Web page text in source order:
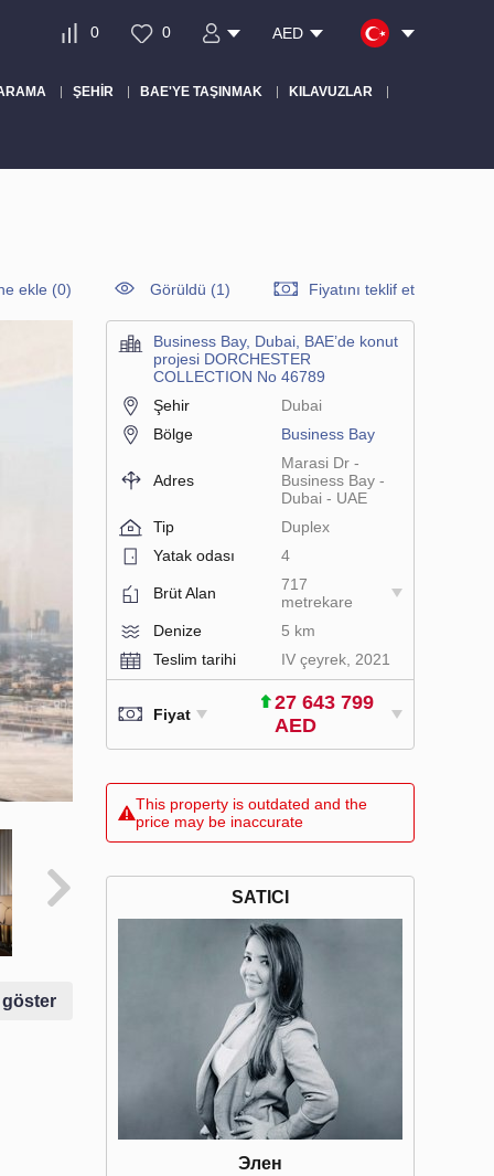
0 0 AED
ŞEHIR BAE'YE TAŞINMAK KILAVUZLAR
ekle (0) Görüldü (1) Fiyatını teklif et
Business Bay, Dubai, BAE’de konut
projesi DORCHESTER
COLLECTION No 46789
Şehir
Dubai
Bölge
Business Bay
Adres
Marasi Dr -
Business Bay -
Dubai - UAE
Tip
Duplex
Yatak odası
4
Brüt Alan
717
metrekare
Denize
5 km
Teslim tarihi
IV çeyrek, 2021
Fiyat
27 643 799
AED
This property is outdated and the
price may be inaccurate
SATICI
Элен